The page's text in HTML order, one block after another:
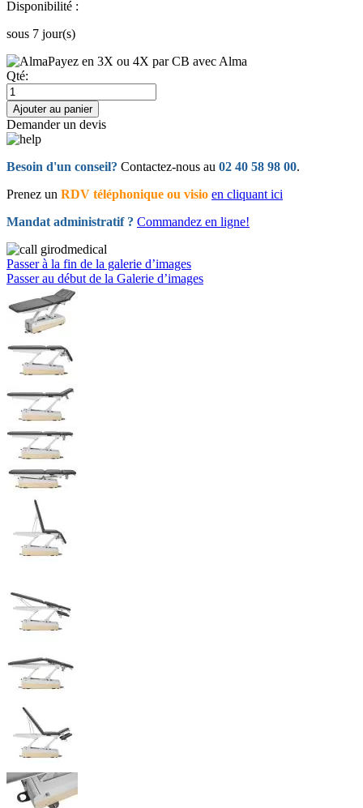
Disponibilité :
sous 7 jour(s)
Payez en 3X ou 4X par CB avec Alma
Qté:
Ajouter au panier
Demander un devis
Besoin d'un conseil? Contactez-nous au 02 40 58 98 00.
Prenez un RDV téléphonique ou visio en cliquant ici
Mandat administratif ? Commandez en ligne!
Passer à la fin de la galerie d’images
Passer au début de la Galerie d’images